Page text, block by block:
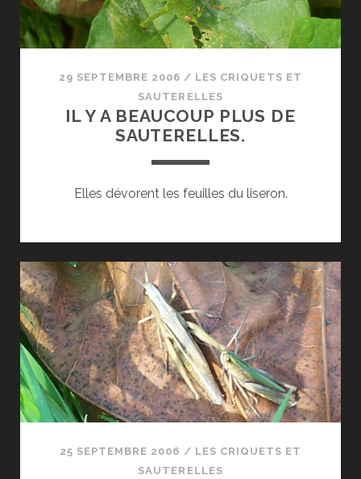
29 SEPTEMBRE 2006 / LES CRIQUETS ET
SAUTERELLES
IL Y A BEAUCOUP PLUS DE
SAUTERELLES.
Elles dévorent les feuilles du liseron.
25 SEPTEMBRE 2006 / LES CRIQUETS ET
SAUTERELLES